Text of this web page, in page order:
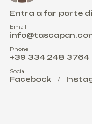
Entra a far parte
Email
Phone
+39 334 248 3764
Social
Facebook /